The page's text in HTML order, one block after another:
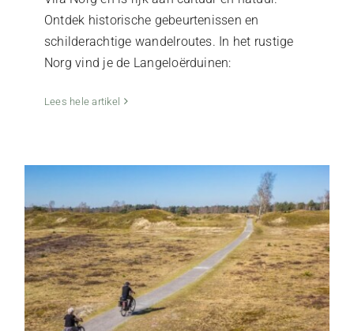
Ontdek historische gebeurtenissen en
schilderachtige wandelroutes. In het rustige
Norg vind je de Langeloërduinen:
Lees hele artikel